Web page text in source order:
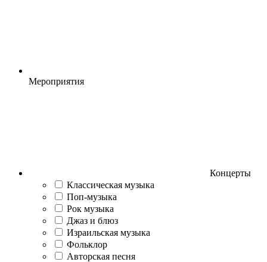
Мероприятия
Концерты
Классическая музыка
Поп-музыка
Рок музыка
Джаз и блюз
Израильская музыка
Фольклор
Авторская песня